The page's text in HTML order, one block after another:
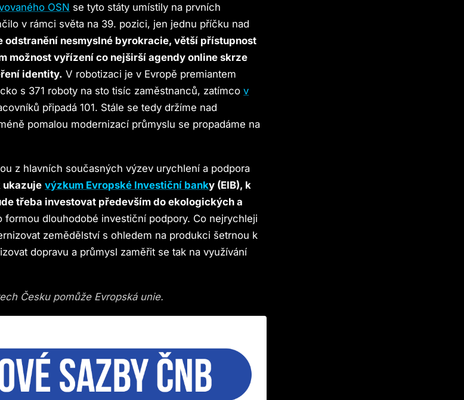
OSN se tyto státy umístily na prvních
v rámci světa na 39. pozici, jen jednu příčku nad
odstranění nesmyslné byrokracie, větší přístupnost
možnost vyřízení co nejširší agendy online skrze
identity. V robotizaci je v Evropě premiantem
s 371 roboty na sto tisíc zaměstnanců, zatímcov
připadá 101. Stále se tedy držíme nad
pomalou modernizací průmyslu se propadáme na
z hlavních současných výzev urychlení a podpora
ukazuje výzkum Evropské Investiční banky (EIB), k
třeba investovat především do ekologických a
formou dlouhodobé investiční podpory. Co nejrychleji
zemědělství s ohledem na produkci šetrnou k
dopravu a průmysl zaměřit se tak na využívání
Česku pomůže Evropská unie.